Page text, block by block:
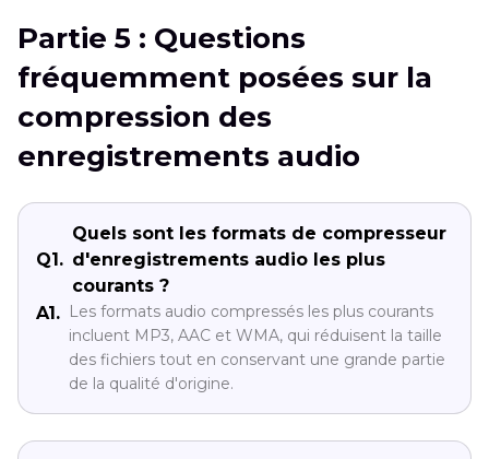
Qualité
moyenne
22,05kHz 128 kbps
Qualité
11,025kHz 128 kbps
Qualité
minimale
8000 Hz 64 kbps ~1,19 Mo
Partie 5 : Questions
fréquemment posées sur la
compression des
enregistrements audio
Q1.
Quels sont les formats de compresseur
d'enregistrements audio les plus
courants ?
A1.
Les formats audio compressés les plus courants
incluent MP3, AAC et WMA, qui réduisent la taille
des fichiers tout en conservant une grande partie
de la qualité d'origine.